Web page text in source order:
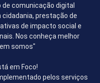
de comunicação digital
prestação de
de impacto social e
Nos conheça melhor
somos"
em Foco!
pelos serviços